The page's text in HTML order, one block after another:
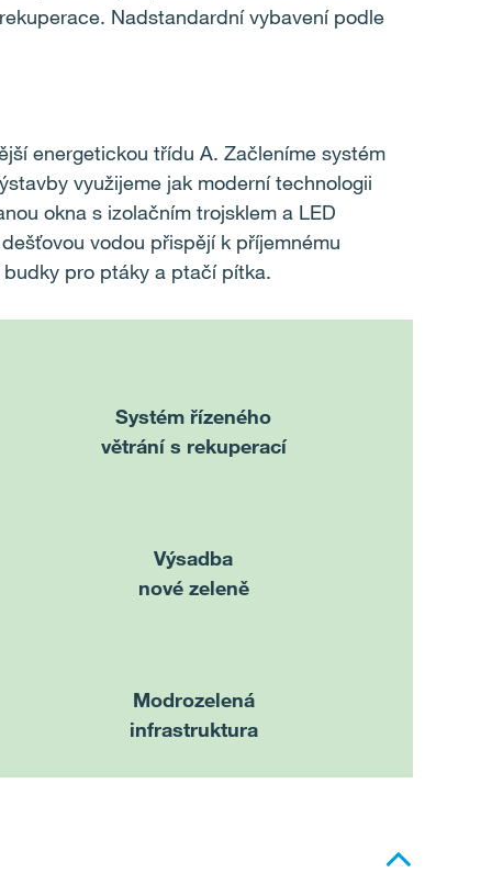
Nadstandardní vybavení podle
energetickou třídu A. Začleníme systém
využijeme jak moderní technologii
okna s izolačním trojsklem a LED
vodou přispějí k příjemnému
pro ptáky a ptačí pítka.
Systém řízeného
větrání s rekuperací
Výsadba
nové zeleně
Modrozelená
infrastruktura